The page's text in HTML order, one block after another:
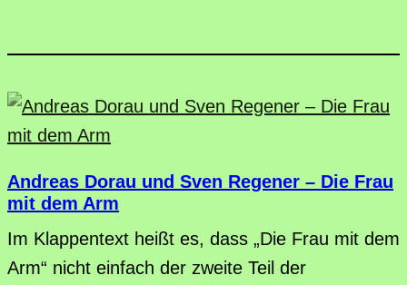
Andreas Dorau und Sven Regener – Die Frau
mit dem Arm
Im Klappentext heißt es, dass „Die Frau mit dem
Arm“ nicht einfach der zweite Teil der